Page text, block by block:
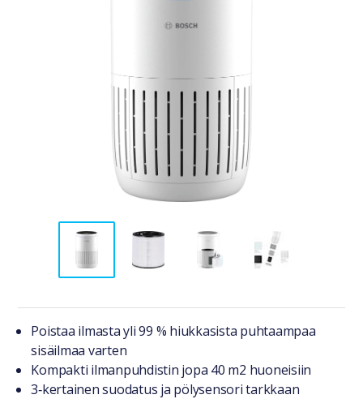
Tuotteesta lyhyesti
Poistaa ilmasta yli 99 % hiukkasista puhtaampaa
sisäilmaa varten
Kompakti ilmanpuhdistin jopa 40 m2 huoneisiin
3‑kertainen suodatus ja pölysensori tarkkaan